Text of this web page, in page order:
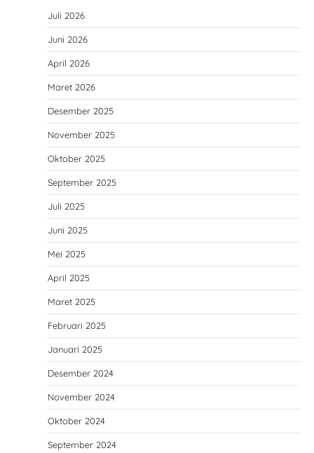
Juli 2026
Juni 2026
April 2026
Maret 2026
Desember 2025
November 2025
Oktober 2025
September 2025
Juli 2025
Juni 2025
Mei 2025
April 2025
Maret 2025
Februari 2025
Januari 2025
Desember 2024
November 2024
Oktober 2024
September 2024